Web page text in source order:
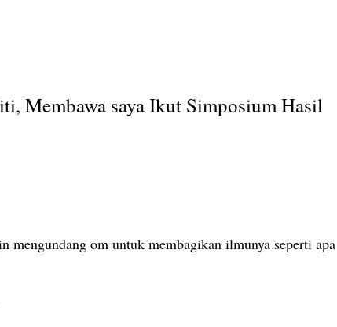
Membawa saya Ikut Simposium Hasil
mengundang om untuk membagikan ilmunya seperti apa